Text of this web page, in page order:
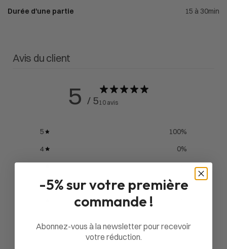
Durée d'une partie 15 à 30min
Avis du client
5 / 510 avis
5 100%
4
0%
2
0%
Poser une question
-5% sur votre première
commande !
Abonnez-vous à la newsletter pour recevoir
votre réduction.